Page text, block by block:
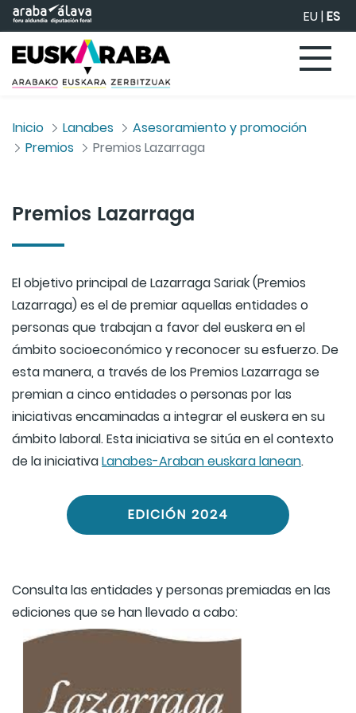
Saltar al contenido principal EU|ES
Inicio Lanabes
Asesoramiento y promoción
Premios
Premios Lazarraga
Premios Lazarraga
El objetivo principal de Lazarraga Sariak (Premios
Lazarraga) es el de premiar aquellas entidades o
personas que trabajan a favor del euskera en el
ámbito socioeconómico y reconocer su esfuerzo. De
esta manera, a través de los Premios Lazarraga se
premian a cinco entidades o personas por las
iniciativas encaminadas a integrar el euskera en su
ámbito laboral. Esta iniciativa se sitúa en el contexto
de la iniciativaLanabes-Araban euskara lanean.
EDICIÓN 2024
Consulta las entidades y personas premiadas en las
ediciones que se han llevado a cabo: